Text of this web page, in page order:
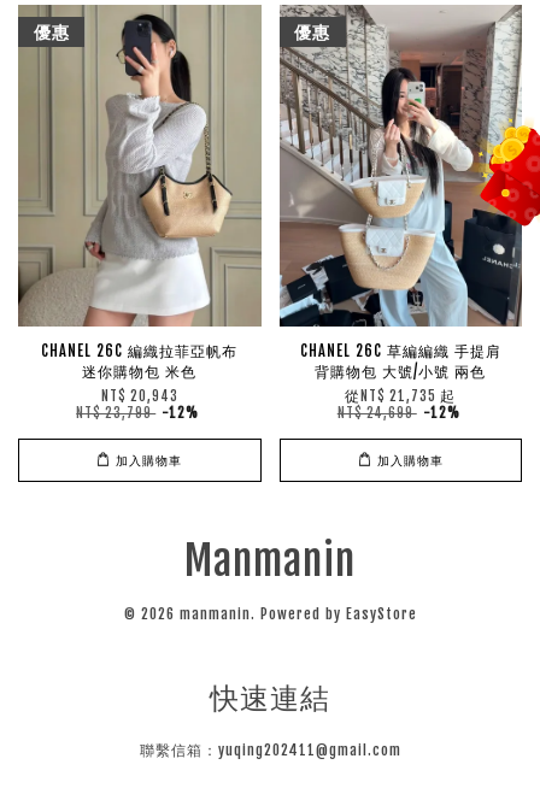
優惠
CHANEL 26C 編織拉菲亞帆布
迷你購物包 米色
NT$ 20,943
NT$ 23,799 -12%
加入購物車
優惠
CHANEL 26C 草編編織 手提肩
背購物包 大號/小號 兩色
從 NT$ 21,735 起
NT$ 24,699 -12%
加入購物車
Manmanin
© 2026 manmanin. Powered by EasyStore
快速連結
聯繫信箱：yuqing202411@gmail.com